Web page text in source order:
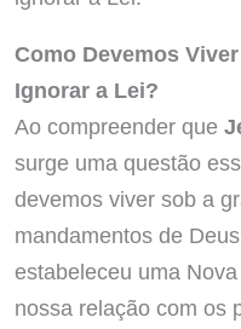
Como Devemos
Ignorar a Lei?
Ao compreender que
surge uma questão
devemos viver sob a
mandamentos de
estabeleceu uma
nossa relação com os